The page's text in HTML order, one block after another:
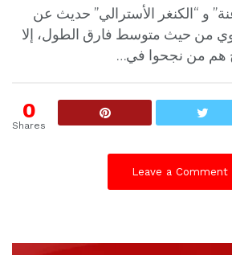
و “الكنغر الأسترالي” حديث عن
من حيث متوسط فارق الطول، إلا
هم من نجحوا في…
0
Shares
Leave a Comment